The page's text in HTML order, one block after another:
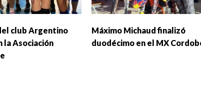
club Argentino
la Asociación
Máximo Michaud finalizó
duodécimo en el MX